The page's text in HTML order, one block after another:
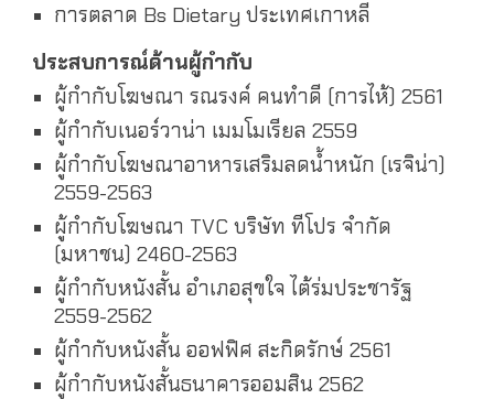
การตลาด Bs Dietary ประเทศเกาหลี
ประสบการณ์ด้านผู้กำกับ
ผู้กำกับโฆษณา รณรงค์ คนทำดี (การไห้) 2561
ผู้กำกับเนอร์วาน่า เมมโมเรียล 2559
ผู้กำกับโฆษณาอาหารเสริมลดน้ำหนัก (เรจิน่า)
2559-2563
ผู้กำกับโฆษณา TVC บริษัท ทีโปร จำกัด
(มหาชน) 2460-2563
ผู้กำกับหนังสั้น อำเภอสุขใจ ไต้ร่มประชารัฐ
2559-2562
ผู้กำกับหนังสั้น ออฟฟิศ สะกิดรักษ์ 2561
ผู้กำกับหนังสั้นธนาคารออมสิน 2562